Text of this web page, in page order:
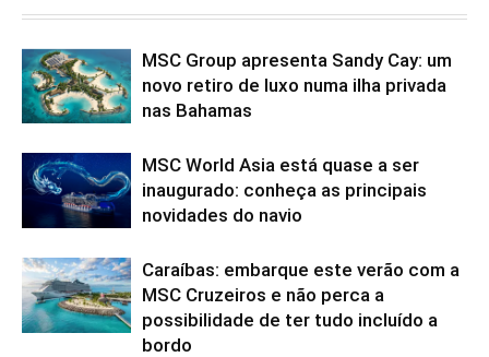
MSC Group apresenta Sandy Cay: um
novo retiro de luxo numa ilha privada
nas Bahamas
MSC World Asia está quase a ser
inaugurado: conheça as principais
novidades do navio
Caraíbas: embarque este verão com a
MSC Cruzeiros e não perca a
possibilidade de ter tudo incluído a
bordo